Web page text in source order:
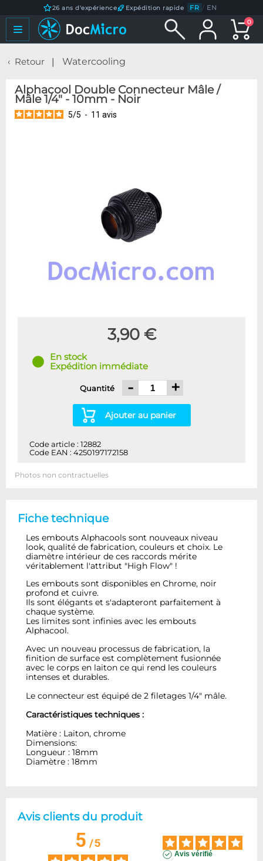
26 ans d'expérience Expédition rapide FR / EN
0
Retour Watercooling
Alphacool Double Connecteur Mâle /
Mâle 1/4" - 10mm - Noir
5/5 - 11 avis
3,90 €
En stock
Expédition immédiate
Quantité - +
Ajouter au panier
Code article : 12882
Code EAN : 4250197172158
Photos non contractuelles
Fiche technique
Les embouts Alphacools sont nouveaux niveau
look, qualité de fabrication, couleurs et choix. Le
diamètre intérieur de ces raccords mérite
véritablement l'attribut "High Flow" !
Les embouts sont disponibles en Chrome, noir
profond et cuivre.
Ils sont élégants et s'adapteront parfaitement à
chaque système.
Les limites sont infinies avec les embouts
Alphacool.
Avec un nouveau processus de fabrication, la
finition de surface est complètement fusionnée
avec le corps en laiton ce qui rend les couleurs
intenses et durables.
Le connecteur est équipé de 2 filetages 1/4" mâle.
Caractéristiques techniques :
Matière : Laiton, chrome
Dimensions:
Longueur : 18mm
Diamètre : 18mm
Avis clients du produit
5/5
Avis vérifié